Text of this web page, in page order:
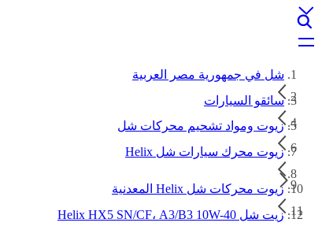
شل في جمهورية مصر العربية
سائقو السيارات
زيوت ومواد تشحيم محركات شل
زيوت محرك سيارات شل Helix
زيوت محركات شل Helix المعدنية
زيت شل Helix HX5 SN/CF، A3/B3 10W-40